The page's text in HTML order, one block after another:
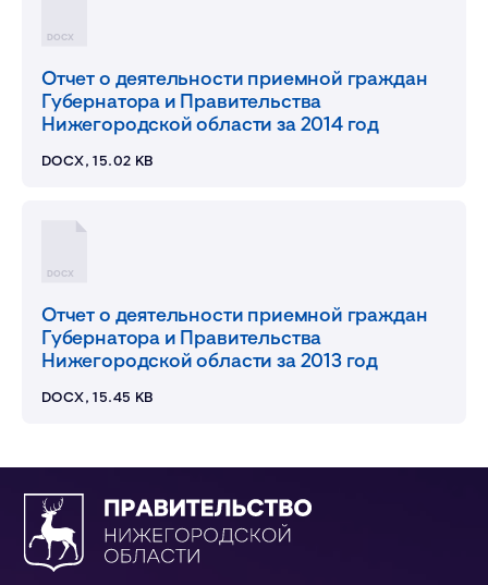
DOCX
Отчет о деятельности приемной граждан
Губернатора и Правительства
Нижегородской области за 2014 год
DOCX, 15.02 KB
DOCX
Отчет о деятельности приемной граждан
Губернатора и Правительства
Нижегородской области за 2013 год
DOCX, 15.45 KB